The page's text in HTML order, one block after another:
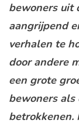
bewoners uit
aangrijpend
verhalen te
door andere
een grote
bewoners als
betrokkenen.